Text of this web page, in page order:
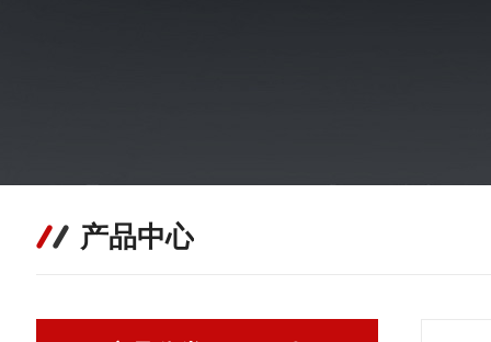
产品中心